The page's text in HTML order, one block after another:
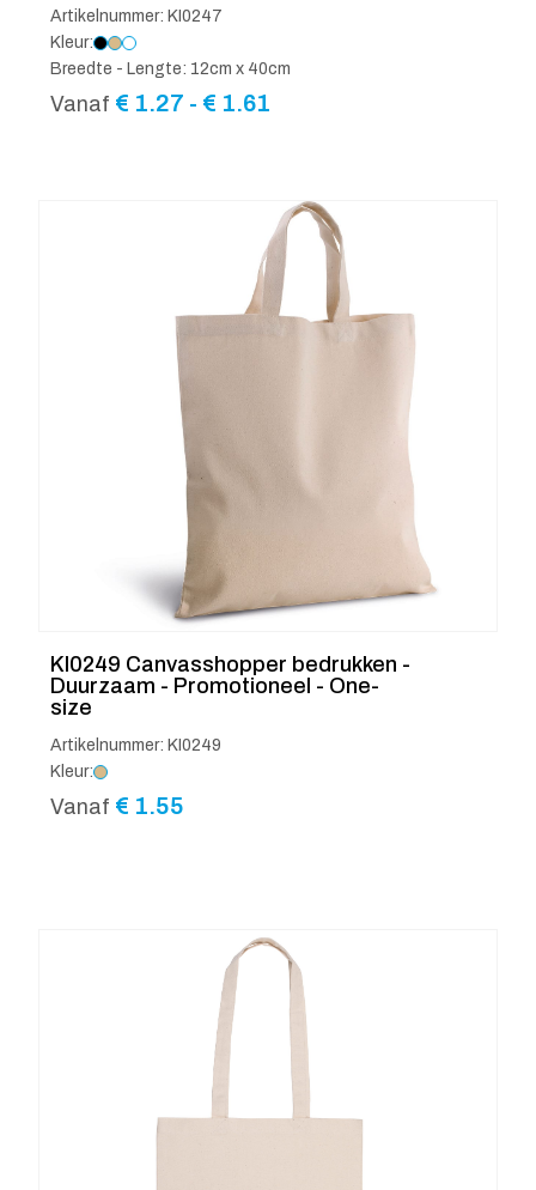
Artikelnummer: KI0247
Kleur:
Breedte - Lengte: 12cm x 40cm
Vanaf € 1.27 - € 1.61
KI0249 Canvasshopper bedrukken -
Duurzaam - Promotioneel - One-
size
Artikelnummer: KI0249
Kleur:
Vanaf € 1.55